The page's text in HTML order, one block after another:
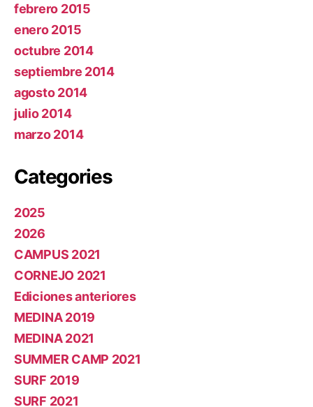
febrero 2015
enero 2015
octubre 2014
septiembre 2014
agosto 2014
julio 2014
marzo 2014
Categories
2025
2026
CAMPUS 2021
CORNEJO 2021
Ediciones anteriores
MEDINA 2019
MEDINA 2021
SUMMER CAMP 2021
SURF 2019
SURF 2021